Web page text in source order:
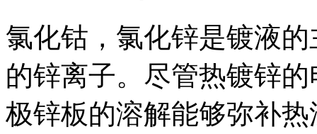
氯化钴，氯化锌是镀液
的锌离子。尽管热镀锌
极锌板的溶解能够弥补